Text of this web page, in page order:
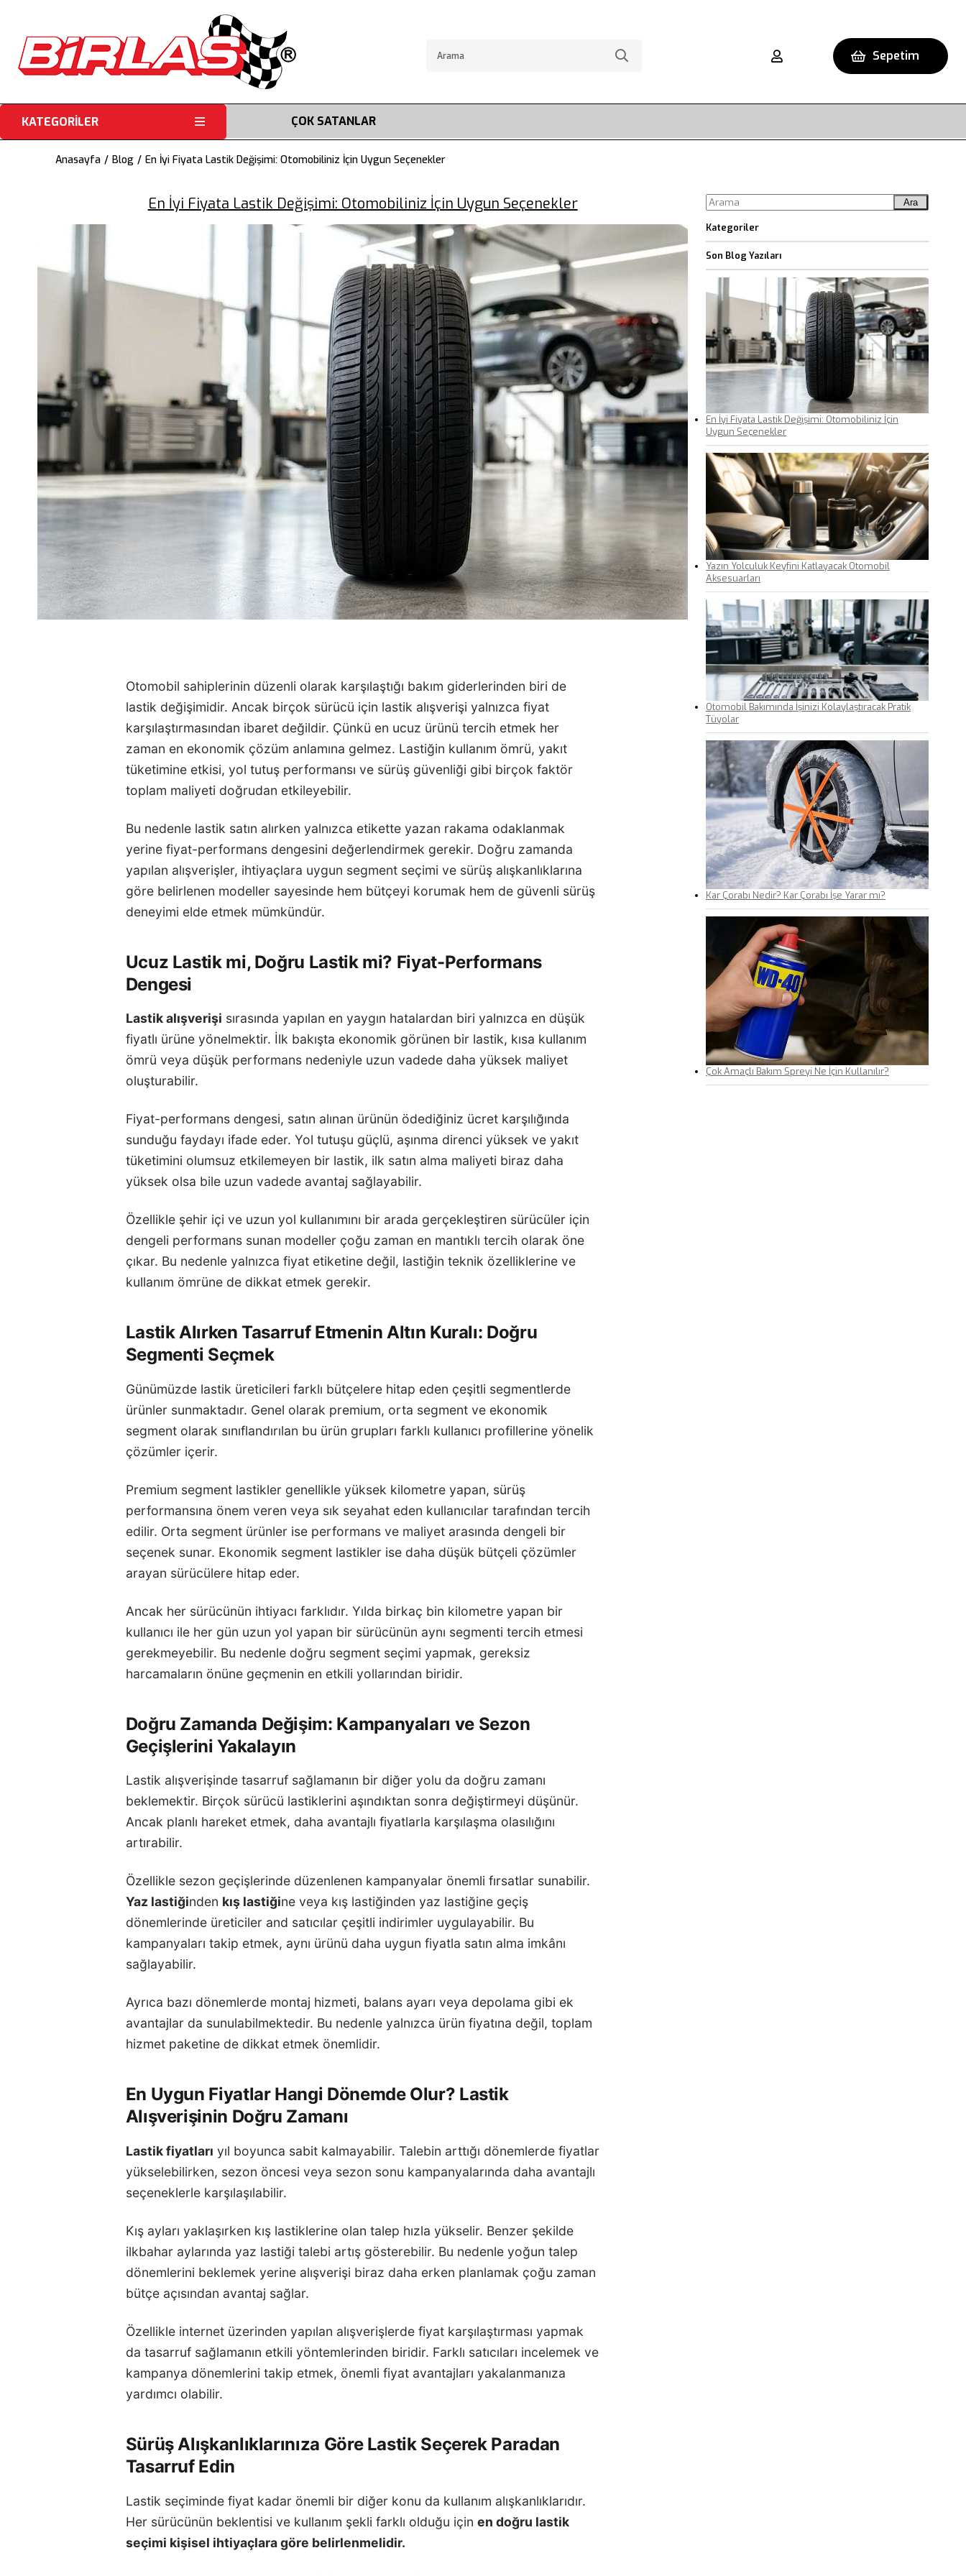
Sepetim
KATEGORİLER ÇOK SATANLAR
Anasayfa Blog En İyi Fiyata Lastik Değişimi: Otomobiliniz İçin Uygun Seçenekler
En İyi Fiyata Lastik Değişimi: Otomobiliniz İçin Uygun Seçenekler
Otomobil sahiplerinin düzenli olarak karşılaştığı bakım giderlerinden biri de
lastik değişimidir. Ancak birçok sürücü için lastik alışverişi yalnızca fiyat
karşılaştırmasından ibaret değildir. Çünkü en ucuz ürünü tercih etmek her
zaman en ekonomik çözüm anlamına gelmez. Lastiğin kullanım ömrü, yakıt
tüketimine etkisi, yol tutuş performansı ve sürüş güvenliği gibi birçok faktör
toplam maliyeti doğrudan etkileyebilir.
Bu nedenle lastik satın alırken yalnızca etikette yazan rakama odaklanmak
yerine fiyat-performans dengesini değerlendirmek gerekir. Doğru zamanda
yapılan alışverişler, ihtiyaçlara uygun segment seçimi ve sürüş alışkanlıklarına
göre belirlenen modeller sayesinde hem bütçeyi korumak hem de güvenli sürüş
deneyimi elde etmek mümkündür.
Ucuz Lastik mi, Doğru Lastik mi? Fiyat-Performans
Dengesi
Lastik alışverişi sırasında yapılan en yaygın hatalardan biri yalnızca en düşük
fiyatlı ürüne yönelmektir. İlk bakışta ekonomik görünen bir lastik, kısa kullanım
ömrü veya düşük performans nedeniyle uzun vadede daha yüksek maliyet
oluşturabilir.
Fiyat-performans dengesi, satın alınan ürünün ödediğiniz ücret karşılığında
sunduğu faydayı ifade eder. Yol tutuşu güçlü, aşınma direnci yüksek ve yakıt
tüketimini olumsuz etkilemeyen bir lastik, ilk satın alma maliyeti biraz daha
yüksek olsa bile uzun vadede avantaj sağlayabilir.
Özellikle şehir içi ve uzun yol kullanımını bir arada gerçekleştiren sürücüler için
dengeli performans sunan modeller çoğu zaman en mantıklı tercih olarak öne
çıkar. Bu nedenle yalnızca fiyat etiketine değil, lastiğin teknik özelliklerine ve
kullanım ömrüne de dikkat etmek gerekir.
Lastik Alırken Tasarruf Etmenin Altın Kuralı: Doğru
Segmenti Seçmek
Günümüzde lastik üreticileri farklı bütçelere hitap eden çeşitli segmentlerde
ürünler sunmaktadır. Genel olarak premium, orta segment ve ekonomik
segment olarak sınıflandırılan bu ürün grupları farklı kullanıcı profillerine yönelik
çözümler içerir.
Premium segment lastikler genellikle yüksek kilometre yapan, sürüş
performansına önem veren veya sık seyahat eden kullanıcılar tarafından tercih
edilir. Orta segment ürünler ise performans ve maliyet arasında dengeli bir
seçenek sunar. Ekonomik segment lastikler ise daha düşük bütçeli çözümler
arayan sürücülere hitap eder.
Ancak her sürücünün ihtiyacı farklıdır. Yılda birkaç bin kilometre yapan bir
kullanıcı ile her gün uzun yol yapan bir sürücünün aynı segmenti tercih etmesi
gerekmeyebilir. Bu nedenle doğru segment seçimi yapmak, gereksiz
harcamaların önüne geçmenin en etkili yollarından biridir.
Doğru Zamanda Değişim: Kampanyaları ve Sezon
Geçişlerini Yakalayın
Lastik alışverişinde tasarruf sağlamanın bir diğer yolu da doğru zamanı
beklemektir. Birçok sürücü lastiklerini aşındıktan sonra değiştirmeyi düşünür.
Ancak planlı hareket etmek, daha avantajlı fiyatlarla karşılaşma olasılığını
artırabilir.
Özellikle sezon geçişlerinde düzenlenen kampanyalar önemli fırsatlar sunabilir.
Yaz lastiğinden kış lastiğine veya kış lastiğinden yaz lastiğine geçiş
dönemlerinde üreticiler and satıcılar çeşitli indirimler uygulayabilir. Bu
kampanyaları takip etmek, aynı ürünü daha uygun fiyatla satın alma imkânı
sağlayabilir.
Ayrıca bazı dönemlerde montaj hizmeti, balans ayarı veya depolama gibi ek
avantajlar da sunulabilmektedir. Bu nedenle yalnızca ürün fiyatına değil, toplam
hizmet paketine de dikkat etmek önemlidir.
En Uygun Fiyatlar Hangi Dönemde Olur? Lastik
Alışverişinin Doğru Zamanı
Lastik fiyatları yıl boyunca sabit kalmayabilir. Talebin arttığı dönemlerde fiyatlar
yükselebilirken, sezon öncesi veya sezon sonu kampanyalarında daha avantajlı
seçeneklerle karşılaşılabilir.
Kış ayları yaklaşırken kış lastiklerine olan talep hızla yükselir. Benzer şekilde
ilkbahar aylarında yaz lastiği talebi artış gösterebilir. Bu nedenle yoğun talep
dönemlerini beklemek yerine alışverişi biraz daha erken planlamak çoğu zaman
bütçe açısından avantaj sağlar.
Özellikle internet üzerinden yapılan alışverişlerde fiyat karşılaştırması yapmak
da tasarruf sağlamanın etkili yöntemlerinden biridir. Farklı satıcıları incelemek ve
kampanya dönemlerini takip etmek, önemli fiyat avantajları yakalanmanıza
yardımcı olabilir.
Sürüş Alışkanlıklarınıza Göre Lastik Seçerek Paradan
Tasarruf Edin
Lastik seçiminde fiyat kadar önemli bir diğer konu da kullanım alışkanlıklarıdır.
Her sürücünün beklentisi ve kullanım şekli farklı olduğu için en doğru lastik
seçimi kişisel ihtiyaçlara göre belirlenmelidir.
Ara
Kategoriler
Son Blog Yazıları
En İyi Fiyata Lastik Değişimi: Otomobiliniz İçin
Uygun Seçenekler
Yazın Yolculuk Keyfini Katlayacak Otomobil
Aksesuarları
Otomobil Bakımında İşinizi Kolaylaştıracak Pratik
Tüyolar
Kar Çorabı Nedir? Kar Çorabı İşe Yarar mı?
Çok Amaçlı Bakım Spreyi Ne İçin Kullanılır?